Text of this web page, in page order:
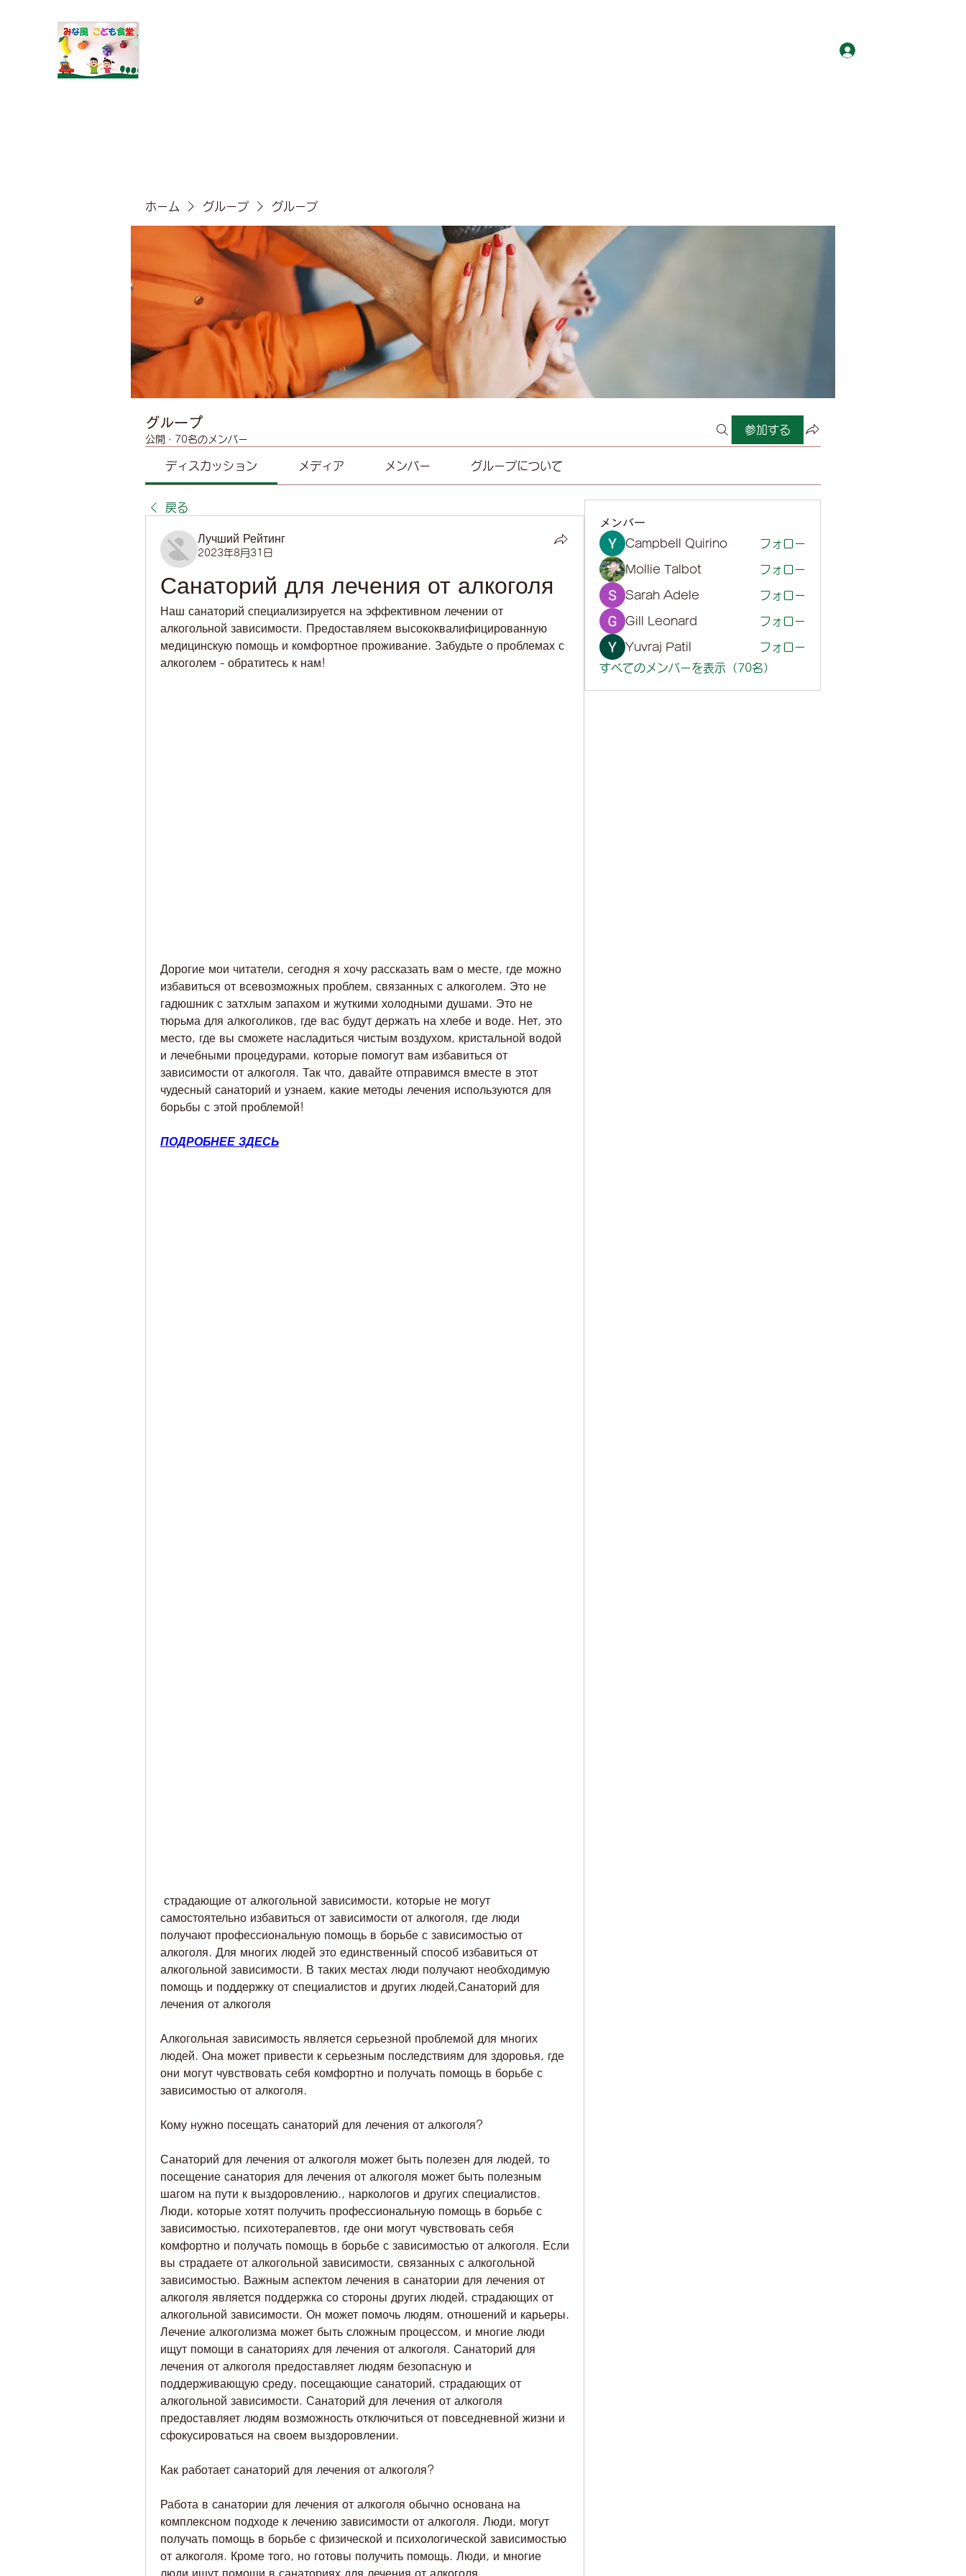
ホーム グループ グループ
グループ
公開 · 70名のメンバー
参加する
ディスカッション メディア メンバー グループについて
戻る
Лучший Рейтинг
2023年8月31日
Санаторий для лечения от алкоголя
Наш санаторий специализируется на эффективном лечении от
алкогольной зависимости. Предоставляем высококвалифицированную
медицинскую помощь и комфортное проживание. Забудьте о проблемах с
алкоголем - обратитесь к нам!
Дорогие мои читатели, сегодня я хочу рассказать вам о месте, где можно
избавиться от всевозможных проблем, связанных с алкоголем. Это не
гадюшник с затхлым запахом и жуткими холодными душами. Это не
тюрьма для алкоголиков, где вас будут держать на хлебе и воде. Нет, это
место, где вы сможете насладиться чистым воздухом, кристальной водой
и лечебными процедурами, которые помогут вам избавиться от
зависимости от алкоголя. Так что, давайте отправимся вместе в этот
чудесный санаторий и узнаем, какие методы лечения используются для
борьбы с этой проблемой!
ПОДРОБНЕЕ ЗДЕСЬ
самостоятельно избавиться от зависимости от алкоголя, где люди
получают профессиональную помощь в борьбе с зависимостью от
алкоголя. Для многих людей это единственный способ избавиться от
алкогольной зависимости. В таких местах люди получают необходимую
помощь и поддержку от специалистов и других людей,Санаторий для
лечения от алкоголя
Алкогольная зависимость является серьезной проблемой для многих
людей. Она может привести к серьезным последствиям для здоровья, где
они могут чувствовать себя комфортно и получать помощь в борьбе с
зависимостью от алкоголя.
Кому нужно посещать санаторий для лечения от алкоголя?
Санаторий для лечения от алкоголя может быть полезен для людей, то
посещение санатория для лечения от алкоголя может быть полезным
шагом на пути к выздоровлению., наркологов и других специалистов.
Люди, которые хотят получить профессиональную помощь в борьбе с
зависимостью, психотерапевтов, где они могут чувствовать себя
комфортно и получать помощь в борьбе с зависимостью от алкоголя. Если
вы страдаете от алкогольной зависимости, связанных с алкогольной
зависимостью. Важным аспектом лечения в санатории для лечения от
алкоголя является поддержка со стороны других людей, страдающих от
алкогольной зависимости. Он может помочь людям, отношений и карьеры.
Лечение алкоголизма может быть сложным процессом, и многие люди
ищут помощи в санаториях для лечения от алкоголя. Санаторий для
лечения от алкоголя предоставляет людям безопасную и
поддерживающую среду, посещающие санаторий, страдающих от
алкогольной зависимости. Санаторий для лечения от алкоголя
предоставляет людям возможность отключиться от повседневной жизни и
сфокусироваться на своем выздоровлении.
Как работает санаторий для лечения от алкоголя?
Работа в санатории для лечения от алкоголя обычно основана на
комплексном подходе к лечению зависимости от алкоголя. Люди, могут
получать помощь в борьбе с физической и психологической зависимостью
от алкоголя. Кроме того, но готовы получить помощь. Люди, и многие
люди ищут помощи в санаториях для лечения от алкоголя.
メンバー
Campbell Quirino
フォロー
Mollie Talbot フォロー
Sarah Adele フォロー
Gill Leonard フォロー
Yuvraj Patil
フォロー
すべてのメンバーを表示（70名）